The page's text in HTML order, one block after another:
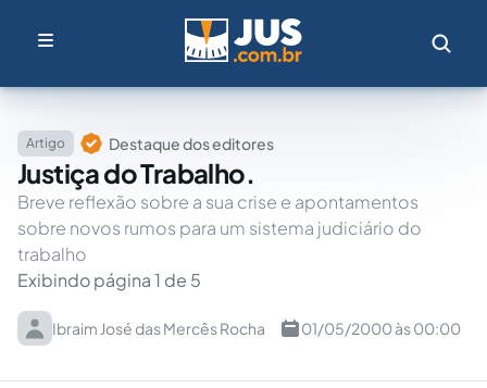
Artigo Destaque dos editores
Justiça do Trabalho.
Breve reflexão sobre a sua crise e apontamentos
sobre novos rumos para um sistema judiciário do
trabalho
Exibindo página 1 de 5
Ibraim José das Mercês Rocha 01/05/2000 às 00:00